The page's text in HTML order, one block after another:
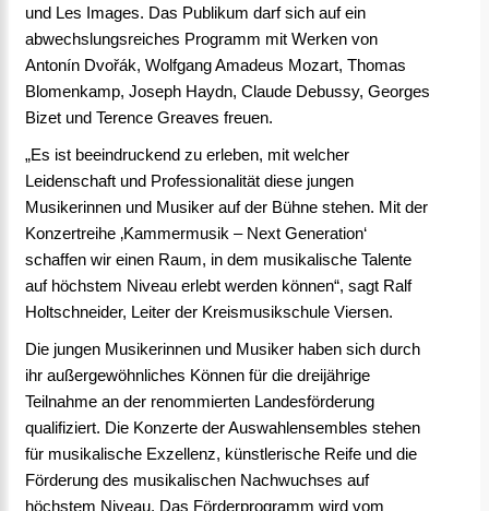
und Les Images. Das Publikum darf sich auf ein
abwechslungsreiches Programm mit Werken von
Antonín Dvořák, Wolfgang Amadeus Mozart, Thomas
Blomenkamp, Joseph Haydn, Claude Debussy, Georges
Bizet und Terence Greaves freuen.
„Es ist beeindruckend zu erleben, mit welcher
Leidenschaft und Professionalität diese jungen
Musikerinnen und Musiker auf der Bühne stehen. Mit der
Konzertreihe ‚Kammermusik – Next Generation‘
schaffen wir einen Raum, in dem musikalische Talente
auf höchstem Niveau erlebt werden können“, sagt Ralf
Holtschneider, Leiter der Kreismusikschule Viersen.
Die jungen Musikerinnen und Musiker haben sich durch
ihr außergewöhnliches Können für die dreijährige
Teilnahme an der renommierten Landesförderung
qualifiziert. Die Konzerte der Auswahlensembles stehen
für musikalische Exzellenz, künstlerische Reife und die
Förderung des musikalischen Nachwuchses auf
höchstem Niveau. Das Förderprogramm wird vom